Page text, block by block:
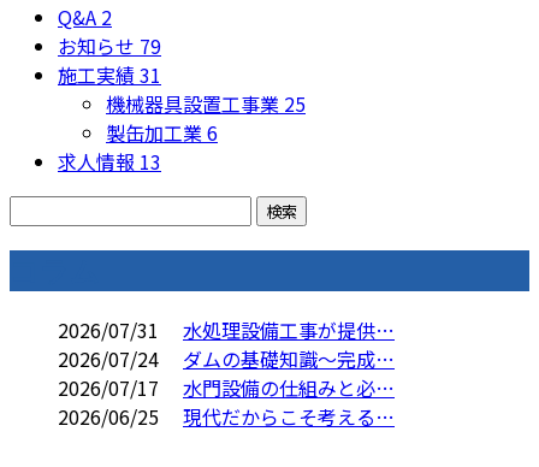
Q&A 2
お知らせ 79
施工実績31
機械器具設置工事業 25
製缶加工業 6
求人情報 13
2026/07/31
水処理設備工事が提供…
2026/07/24
ダムの基礎知識～完成…
2026/07/17
水門設備の仕組みと必…
2026/06/25
現代だからこそ考える…